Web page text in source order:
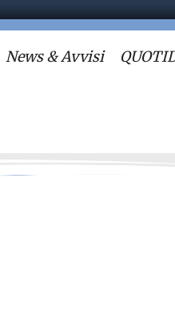
News & Avvisi